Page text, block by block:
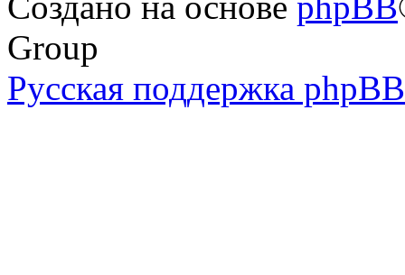
Group
Русская поддержка phpBB